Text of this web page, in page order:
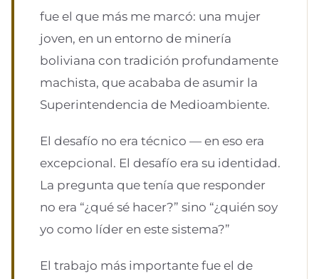
fue el que más me marcó: una mujer
joven, en un entorno de minería
boliviana con tradición profundamente
machista, que acababa de asumir la
Superintendencia de Medioambiente.
El desafío no era técnico — en eso era
excepcional. El desafío era su identidad.
La pregunta que tenía que responder
no era “¿qué sé hacer?” sino “¿quién soy
yo como líder en este sistema?”
El trabajo más importante fue el de